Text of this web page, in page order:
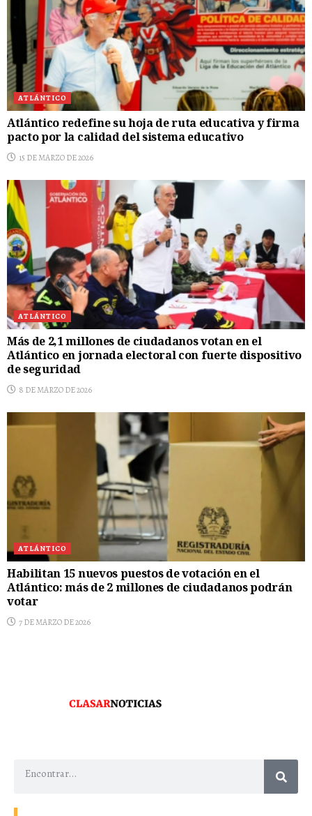
ATLÁNTICO
Atlántico redefine su hoja de ruta educativa y firma
pacto por la calidad del sistema educativo
15 DE MARZO DE 2026
ATLÁNTICO
Más de 2,1 millones de ciudadanos votan en el
Atlántico en jornada electoral con fuerte dispositivo
de seguridad
8 DE MARZO DE 2026
ATLÁNTICO
Habilitan 15 nuevos puestos de votación en el
Atlántico: más de 2 millones de ciudadanos podrán
votar
7 DE MARZO DE 2026